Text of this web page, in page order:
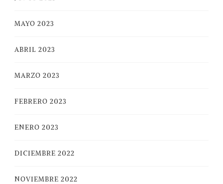
MAYO 2023
ABRIL 2023
MARZO 2023
FEBRERO 2023
ENERO 2023
DICIEMBRE 2022
NOVIEMBRE 2022